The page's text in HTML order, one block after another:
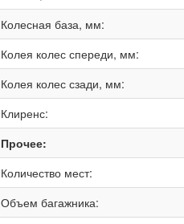
Колесная база, мм:
Колея колес спереди, мм:
Колея колес сзади, мм:
Клиренс:
Прочее:
Количество мест:
Объем багажника: